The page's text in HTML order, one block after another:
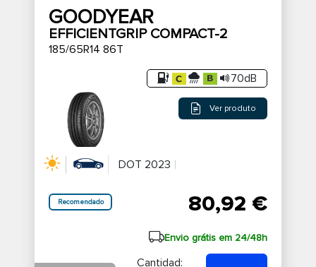
GOODYEAR
EFFICIENTGRIP COMPACT-2
185/65R14 86T
70dB
Ver produto
DOT 2023
Recomendado 80,92 €
Envio grátis em 24/48h
Cantidad: